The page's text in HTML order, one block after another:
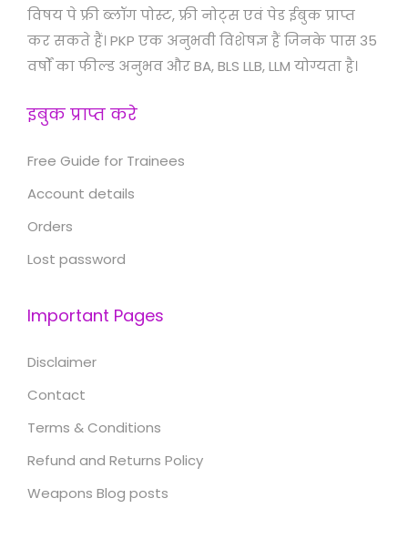
विषय पे फ्री ब्लॉग पोस्ट, फ्री नोट्स एवं पेड ईबुक प्राप्त
कर सकते हैं। PKP एक अनुभवी विशेषज्ञ हैं जिनके पास 35
वर्षों का फील्ड अनुभव और BA, BLS LLB, LLM योग्यता है।
इबुक प्राप्त करे
Free Guide for Trainees
Account details
Orders
Lost password
Important Pages
Disclaimer
Contact
Terms & Conditions
Refund and Returns Policy
Weapons Blog posts